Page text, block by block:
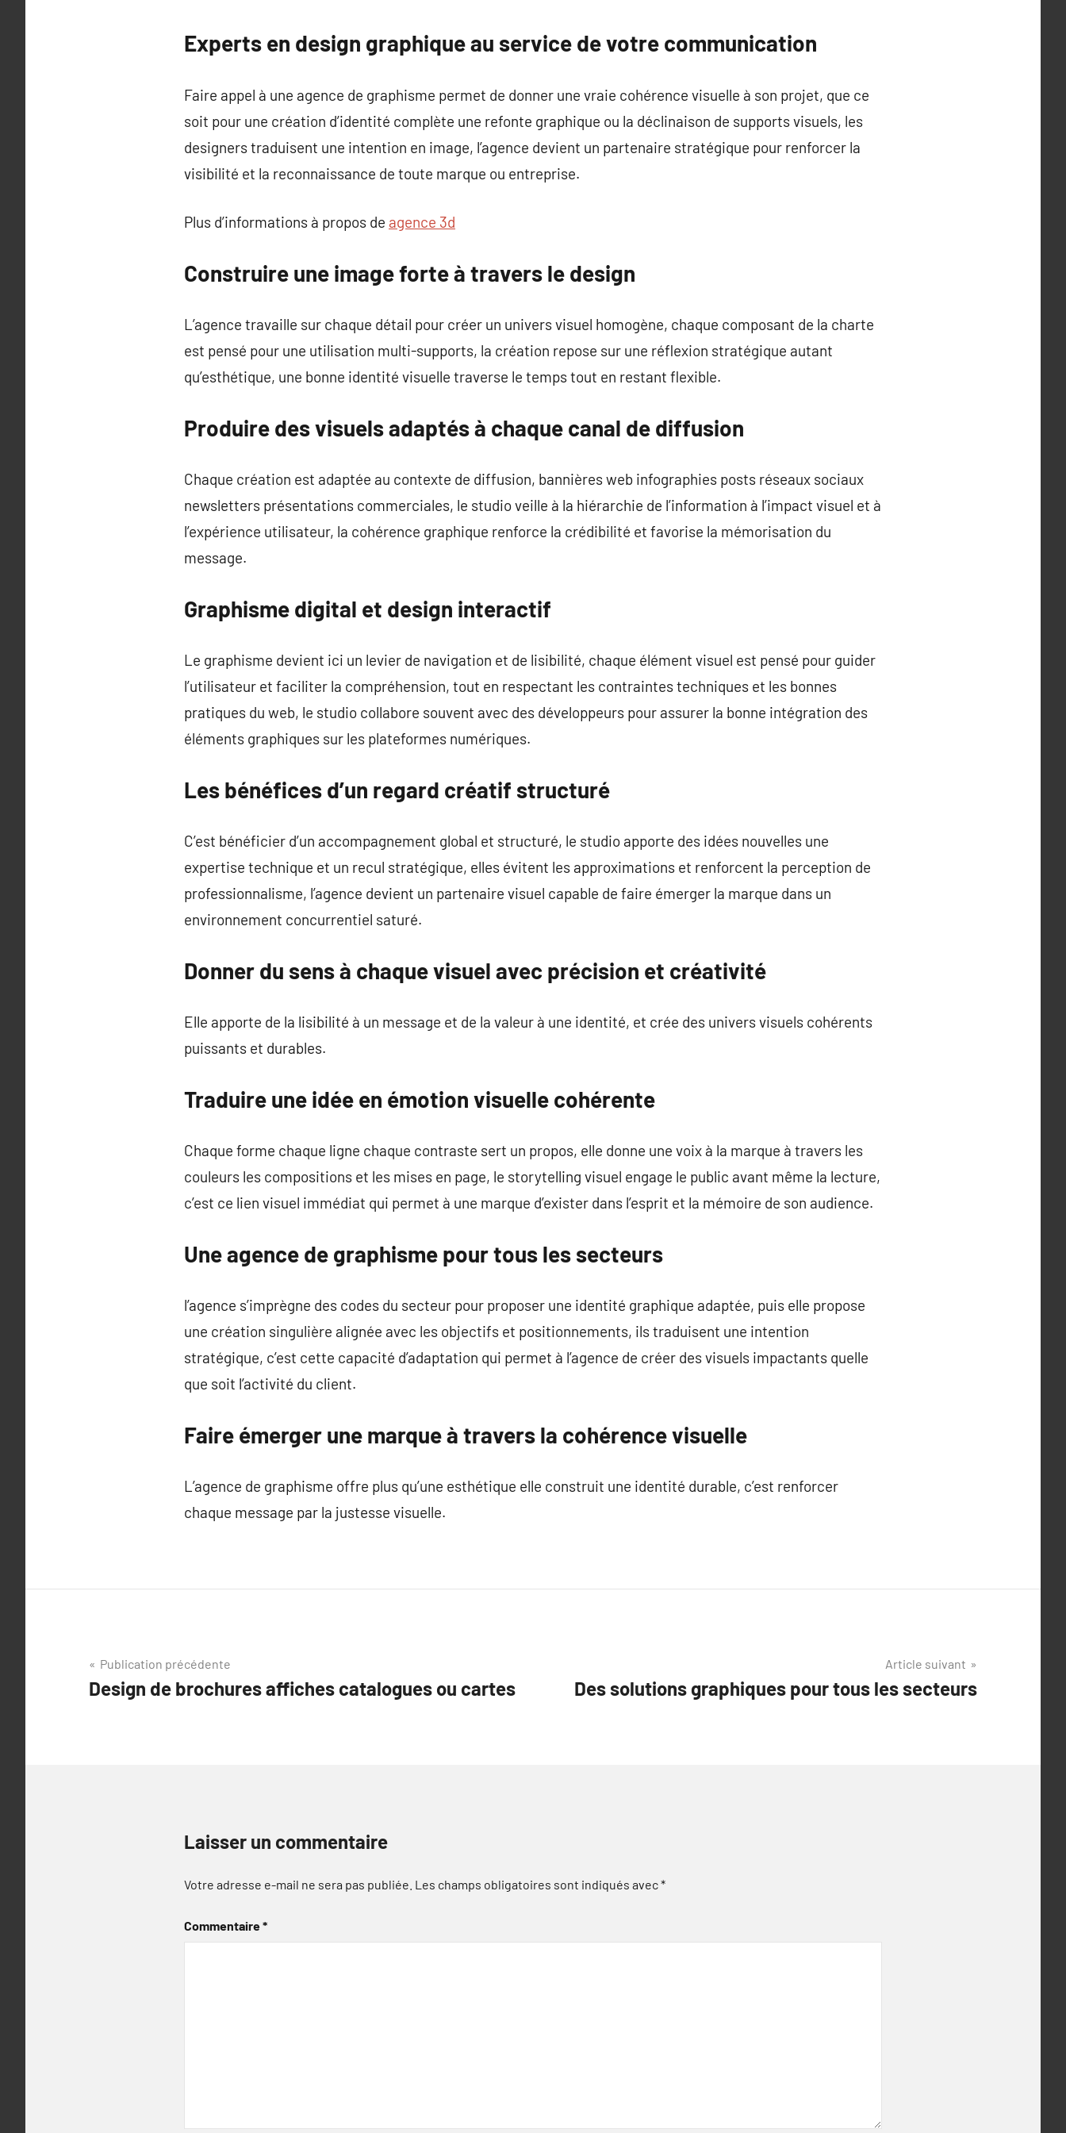
Experts en design graphique au service de votre communication
Faire appel à une agence de graphisme permet de donner une vraie cohérence visuelle à son projet, que ce
soit pour une création d’identité complète une refonte graphique ou la déclinaison de supports visuels, les
designers traduisent une intention en image, l’agence devient un partenaire stratégique pour renforcer la
visibilité et la reconnaissance de toute marque ou entreprise.
Plus d’informations à propos de agence 3d
Construire une image forte à travers le design
L’agence travaille sur chaque détail pour créer un univers visuel homogène, chaque composant de la charte
est pensé pour une utilisation multi-supports, la création repose sur une réflexion stratégique autant
qu’esthétique, une bonne identité visuelle traverse le temps tout en restant flexible.
Produire des visuels adaptés à chaque canal de diffusion
Chaque création est adaptée au contexte de diffusion, bannières web infographies posts réseaux sociaux
newsletters présentations commerciales, le studio veille à la hiérarchie de l’information à l’impact visuel et à
l’expérience utilisateur, la cohérence graphique renforce la crédibilité et favorise la mémorisation du
message.
Graphisme digital et design interactif
Le graphisme devient ici un levier de navigation et de lisibilité, chaque élément visuel est pensé pour guider
l’utilisateur et faciliter la compréhension, tout en respectant les contraintes techniques et les bonnes
pratiques du web, le studio collabore souvent avec des développeurs pour assurer la bonne intégration des
éléments graphiques sur les plateformes numériques.
Les bénéfices d’un regard créatif structuré
C’est bénéficier d’un accompagnement global et structuré, le studio apporte des idées nouvelles une
expertise technique et un recul stratégique, elles évitent les approximations et renforcent la perception de
professionnalisme, l’agence devient un partenaire visuel capable de faire émerger la marque dans un
environnement concurrentiel saturé.
Donner du sens à chaque visuel avec précision et créativité
Elle apporte de la lisibilité à un message et de la valeur à une identité, et crée des univers visuels cohérents
puissants et durables.
Traduire une idée en émotion visuelle cohérente
Chaque forme chaque ligne chaque contraste sert un propos, elle donne une voix à la marque à travers les
couleurs les compositions et les mises en page, le storytelling visuel engage le public avant même la lecture,
c’est ce lien visuel immédiat qui permet à une marque d’exister dans l’esprit et la mémoire de son audience.
Une agence de graphisme pour tous les secteurs
l’agence s’imprègne des codes du secteur pour proposer une identité graphique adaptée, puis elle propose
une création singulière alignée avec les objectifs et positionnements, ils traduisent une intention
stratégique, c’est cette capacité d’adaptation qui permet à l’agence de créer des visuels impactants quelle
que soit l’activité du client.
Faire émerger une marque à travers la cohérence visuelle
L’agence de graphisme offre plus qu’une esthétique elle construit une identité durable, c’est renforcer
chaque message par la justesse visuelle.
Navigation
de
Publication précédente
Design de brochures affiches catalogues ou cartes
Article suivant
Des solutions graphiques pour tous les secteurs
Laisser un commentaire
Votre adresse e-mail ne sera pas publiée. Les champs obligatoires sont indiqués avec*
Commentaire*